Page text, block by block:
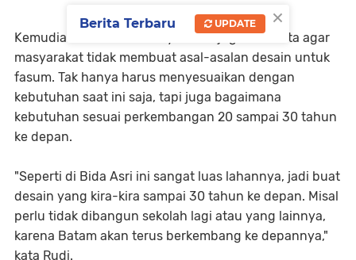
Kemudian untuk desain nya, Rudi juga meminta agar
masyarakat tidak membuat asal-asalan desain untuk
fasum. Tak hanya harus menyesuaikan dengan
kebutuhan saat ini saja, tapi juga bagaimana
kebutuhan sesuai perkembangan 20 sampai 30 tahun
ke depan.
"Seperti di Bida Asri ini sangat luas lahannya, jadi buat
desain yang kira-kira sampai 30 tahun ke depan. Misal
perlu tidak dibangun sekolah lagi atau yang lainnya,
karena Batam akan terus berkembang ke depannya,"
kata Rudi.
×
Berita Terbaru UPDATE